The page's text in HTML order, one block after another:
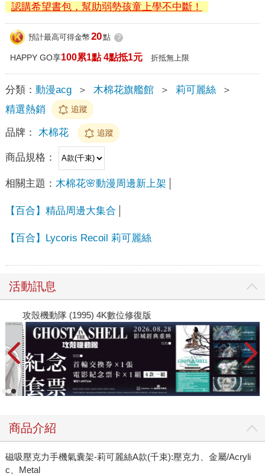
認購希望書包，幫助弱勢孩童上學不中斷！
預計最高可得金幣 20點 ?
HAPPY GO享100累1點 4點抵1元 折抵無上限
分類： 動漫acg ＞ 木棉花旗艦館 ＞ 莉可麗絲
＞
精選熱銷
追蹤
品牌： 木棉花 追蹤
商品規格：
相關主題： 木棉花🌸動漫周邊新上架
【百合】精品周邊大集合
【百合】Lycoris Recoil 莉可麗絲
活動訊息
攻殼機動隊 (1995) 4K數位修復版
商品介紹
磁吸壓克力手機氣囊架-莉可麗絲A款(千束):壓克力、金屬/Acryli
c、Metal